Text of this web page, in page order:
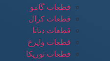
قطعات گامو
قطعات کرال
قطعات دیانا
قطعات وایرخ
قطعات نوریکا